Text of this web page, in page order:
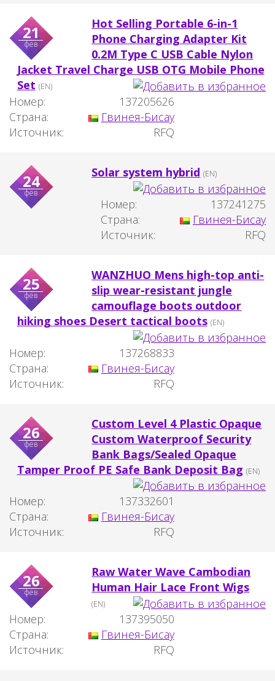
21
фев
Hot Selling Portable 6-in-1
Phone Charging Adapter Kit
0.2M Type C USB Cable Nylon
Jacket Travel Charge USB OTG Mobile Phone
Set (EN)
Номер:
137205626
Страна:
Гвинея-Бисау
Источник:
RFQ
24
фев
Solar system hybrid (EN)
Номер:
137241275
Страна:
Гвинея-Бисау
Источник:
RFQ
25
фев
WANZHUO Mens high-top anti-
slip wear-resistant jungle
camouflage boots outdoor
hiking shoes Desert tactical boots (EN)
Номер:
137268833
Страна:
Гвинея-Бисау
Источник:
RFQ
26
фев
Custom Level 4 Plastic Opaque
Custom Waterproof Security
Bank Bags/Sealed Opaque
Tamper Proof PE Safe Bank Deposit Bag (EN)
Номер:
137332601
Страна:
Гвинея-Бисау
Источник:
RFQ
26
фев
Raw Water Wave Cambodian
Human Hair Lace Front Wigs
(EN)
Номер:
137395050
Страна:
Гвинея-Бисау
Источник:
RFQ